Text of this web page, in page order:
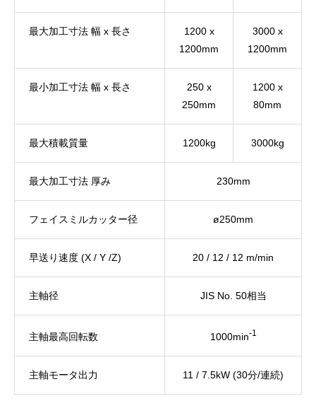
最大加工寸法 幅 x 長さ
1200 x
1200mm
3000 x
1200mm
最小加工寸法 幅 x 長さ
250 x
250mm
1200 x
80mm
最大積載質量 1200kg 3000kg
最大加工寸法 厚み 230mm
フェイスミルカッター径 ø250mm
早送り速度 (X / Y /Z) 20 / 12 / 12 m/min
主軸径 JIS No. 50相当
主軸最高回転数 1000min-1
主軸モータ出力 11 / 7.5kW (30分/連続)